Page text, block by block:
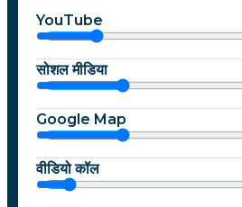
YouTube
सोशल मीडिया
Google Map
वीडियो कॉल